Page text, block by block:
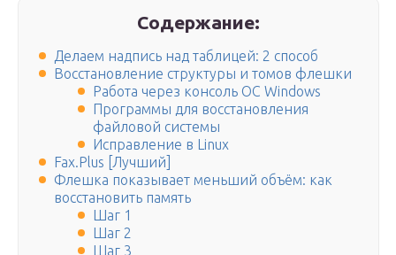
Содержание:
Делаем надпись над таблицей: 2 способ
Восстановление структуры и томов флешки
Работа через консоль ОС Windows
Программы для восстановления
файловой системы
Исправление в Linux
Fax.Plus [Лучший]
Флешка показывает меньший объём: как
восстановить память
Шаг 1
Шаг 2
Шаг 3